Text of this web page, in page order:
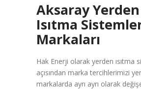
Aksaray Yerden
Isıtma
Markaları
Hak Enerji olarak yerden ısıtma
açısından marka tercihlerimizi
markalarda ayrı ayrı olarak